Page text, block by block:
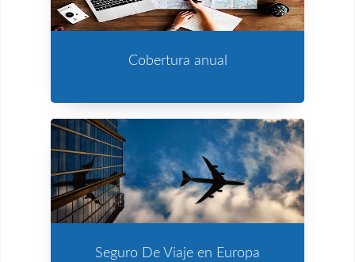
Cobertura anual
Seguro De Viaje en Europa